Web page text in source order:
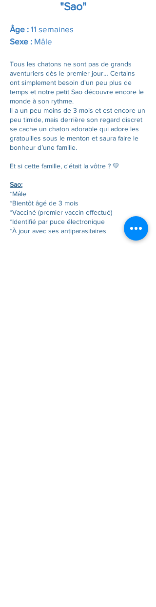
"Sao"
Âge : 11 semaines
Sexe : Mâle
Tous les chatons ne sont pas de grands
aventuriers dès le premier jour… Certains
ont simplement besoin d'un peu plus de
temps et notre petit Sao découvre encore le
monde à son rythme.
Il a un peu moins de 3 mois et est encore un
peu timide, mais derrière son regard discret
se cache un chaton adorable qui adore les
gratouilles sous le menton et saura faire le
bonheur d’une famille.
Et si cette famille, c'était la vôtre ? 💛
Sao:
*Mâle
*Bientôt âgé de 3 mois
*Vacciné (premier vaccin effectué)
*Identifié par puce électronique
*À jour avec ses antiparasitaires